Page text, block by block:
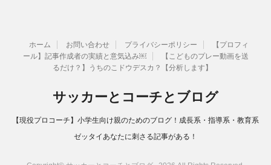
ホーム お問い合わせ プライバシーポリシー
【プロフィ
ール】記事作成者の実績と意気込み￼
【こどものプレー動画を送
るだけ？】うちのこドウデスカ？【分析します】
サッカーとコーチとブログ
【現役プロコーチ】小学生向け親のためのブログ！成長系・指導系・教育系
ゼッタイあなたに刺さる記事がある！